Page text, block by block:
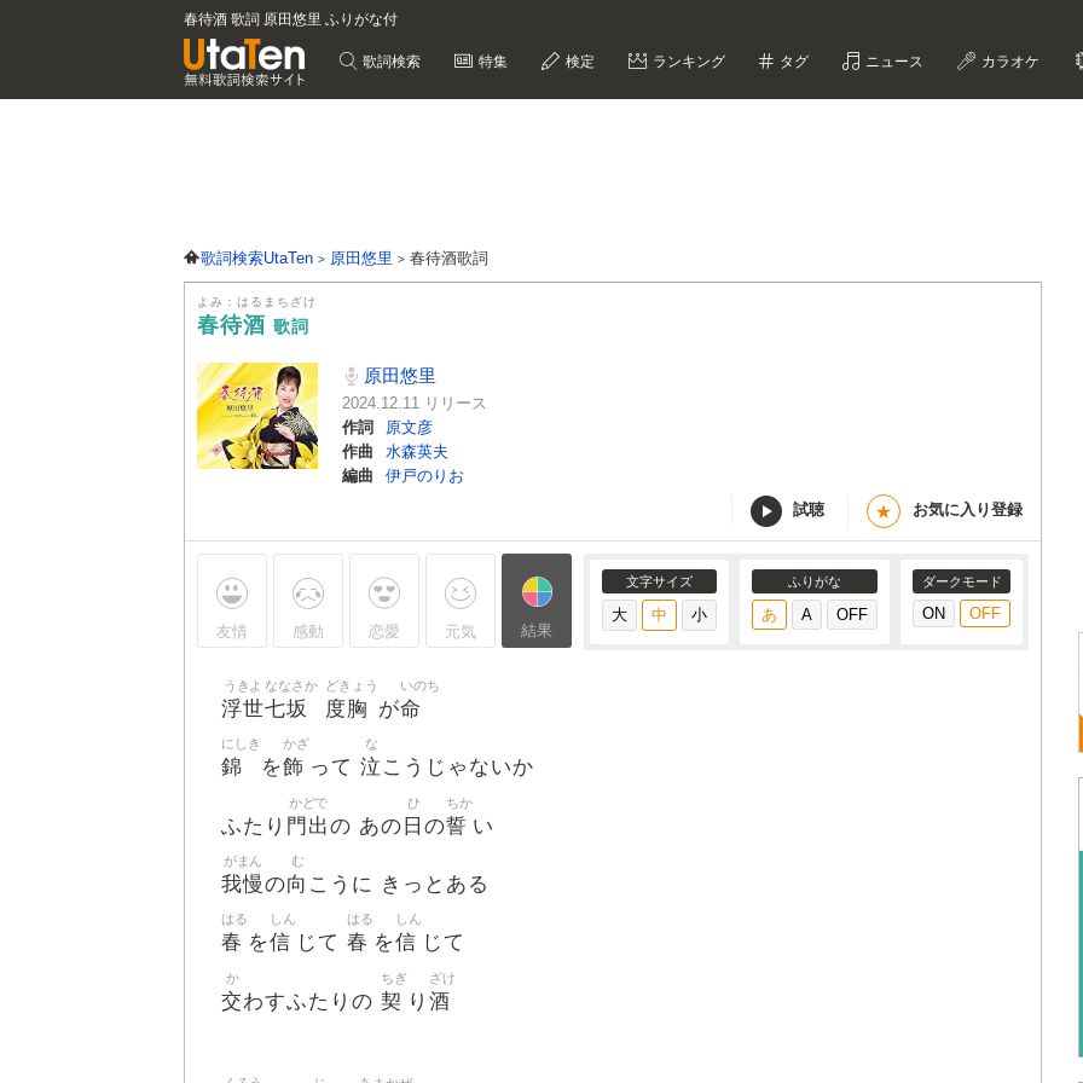
春待酒 歌詞 原田悠里 ふりがな付
歌詞検索 特集 検定 ランキング タグ ニュース カラオケ
歌詞検索UtaTen 原田悠里 春待酒歌詞
よみ：はるまちざけ
春待酒 歌詞
原田悠里
2024.12.11 リリース
作詞
原文彦
作曲
水森英夫
編曲
伊戸のりお
試聴
★ お気に入り登録
友情 感動 恋愛 元気 結果
文字サイズ ふりがな ダークモード
浮世
うきよ
七坂
ななさか
度胸
どきょう
が命
いのち
錦
にしき
を飾
かざ
って 泣
な
こうじゃないか
ふたり 門出
かどで
の あの 日
ひ
の誓
ちか
い
我慢
がまん
の向
む
こうに きっとある
春
はる
を信
しん
じて 春
はる
を信
しん
じて
交
か
わすふたりの 契
ちぎ
り 酒
ざけ